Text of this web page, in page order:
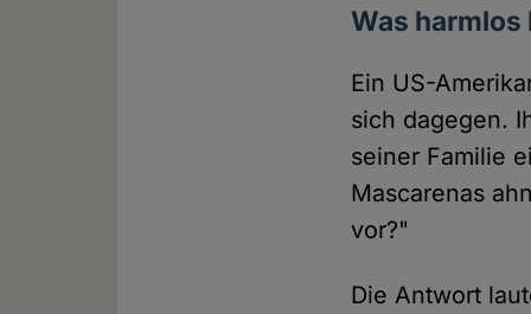
Was
Ein US-
sich dagegen.
seiner Familie
Mascarenas
vor?"
Die Antwort